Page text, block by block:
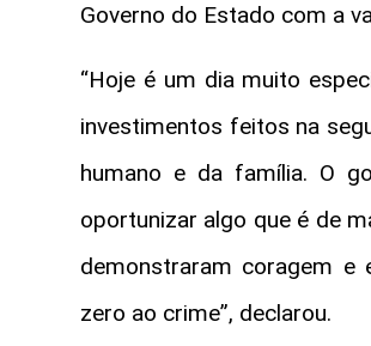
Governo do Estado com a
“Hoje é um dia muito
investimentos feitos na
humano e da família. O
oportunizar algo que é de
demonstraram coragem
zero ao crime”, declarou.